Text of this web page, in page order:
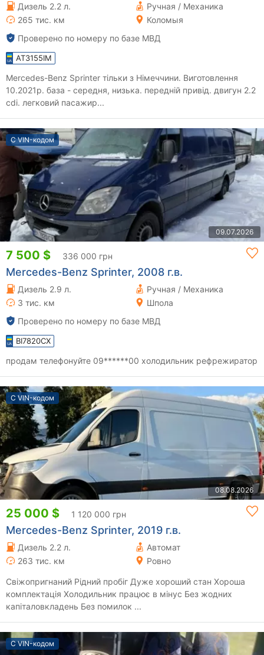
Дизель 2.2 л.
Ручная / Механика
265 тис. км
Коломыя
Проверено по номеру по базе МВД
AT3155IM
Mercedes-Benz Sprinter тільки з Німеччини. Виготовлення
10.2021р. база - середня, низька. передній привід. двигун 2.2
cdi. легковий пасажир...
С VIN-кодом
09.07.2026
7 500 $ 336 000 грн
Mercedes-Benz Sprinter, 2008 г.в.
Дизель 2.9 л.
Ручная / Механика
3 тис. км
Шпола
Проверено по номеру по базе МВД
BI7820CX
продам телефонуйте 09******00 холодильник рефрежиратор
С VIN-кодом
08.08.2026
25 000 $ 1 120 000 грн
Mercedes-Benz Sprinter, 2019 г.в.
Дизель 2.2 л.
Автомат
263 тис. км
Ровно
Свіжопригнаний Рідний пробіг Дуже хороший стан Хороша
комплектація Холодильник працює в мінус Без жодних
капіталовкладень Без помилок ...
С VIN-кодом